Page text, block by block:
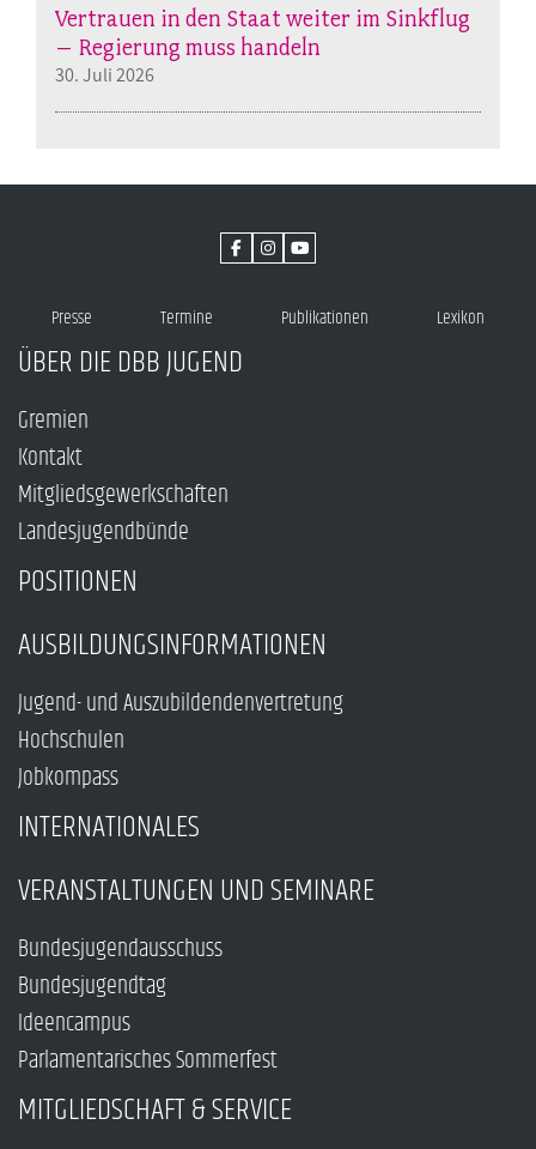
Vertrauen in den Staat weiter im Sinkflug
– Regierung muss handeln
30. Juli 2026
Presse Termine Publikationen Lexikon
ÜBER DIE DBB JUGEND
Gremien
Kontakt
Mitgliedsgewerkschaften
Landesjugendbünde
POSITIONEN
AUSBILDUNGSINFORMATIONEN
Jugend- und Auszubildendenvertretung
Hochschulen
Jobkompass
INTERNATIONALES
VERANSTALTUNGEN UND SEMINARE
Bundesjugendausschuss
Bundesjugendtag
Ideencampus
Parlamentarisches Sommerfest
MITGLIEDSCHAFT & SERVICE